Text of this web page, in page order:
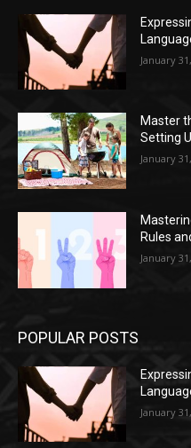
January
Master
Setting
January
Rules
January
POPULAR POSTS
January